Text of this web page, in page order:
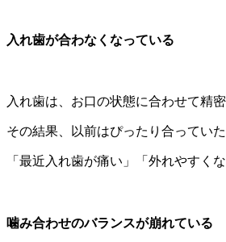
入れ歯が合わなくなっている
入れ歯は、お口の状態に合わせて精
その結果、以前はぴったり合ってい
「最近入れ歯が痛い」「外れやすく
噛み合わせのバランスが崩れている